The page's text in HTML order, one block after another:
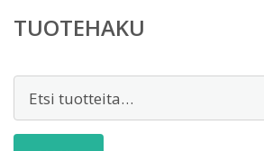
TUOTEHAKU